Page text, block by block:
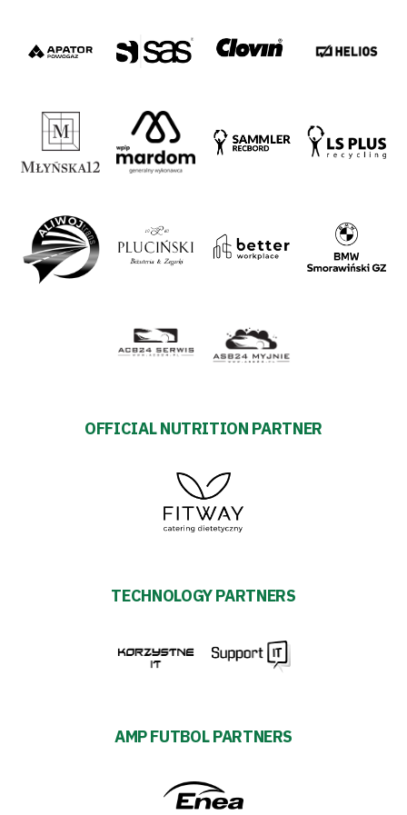
OFFICIAL NUTRITION PARTNER
TECHNOLOGY PARTNERS
AMP FUTBOL PARTNERS